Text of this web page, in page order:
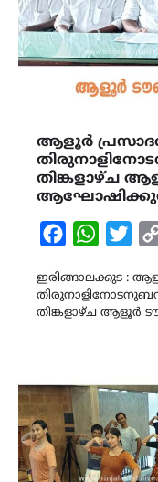
ആളൂർ
തിങ്കളാഴ്ച
Facebook
ഇരിങ്ങാലക്കുട :
തിങ്കളാഴ്ച ആളൂർ